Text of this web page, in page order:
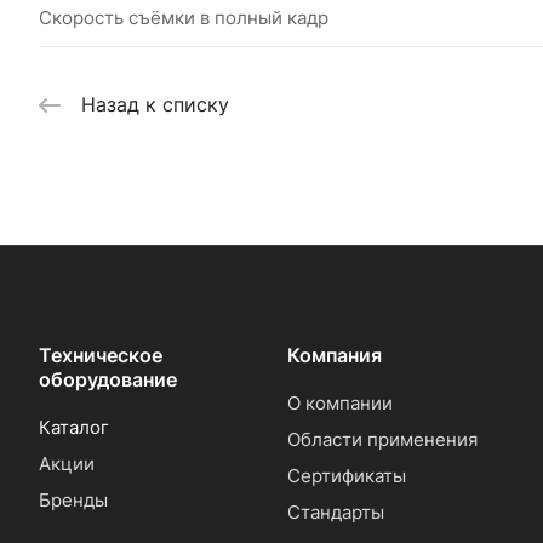
Скорость съёмки в полный кадр
Назад к списку
Техническое
оборудование
Каталог
Акции
Бренды
Компания
О компании
Области применения
Сертификаты
Стандарты